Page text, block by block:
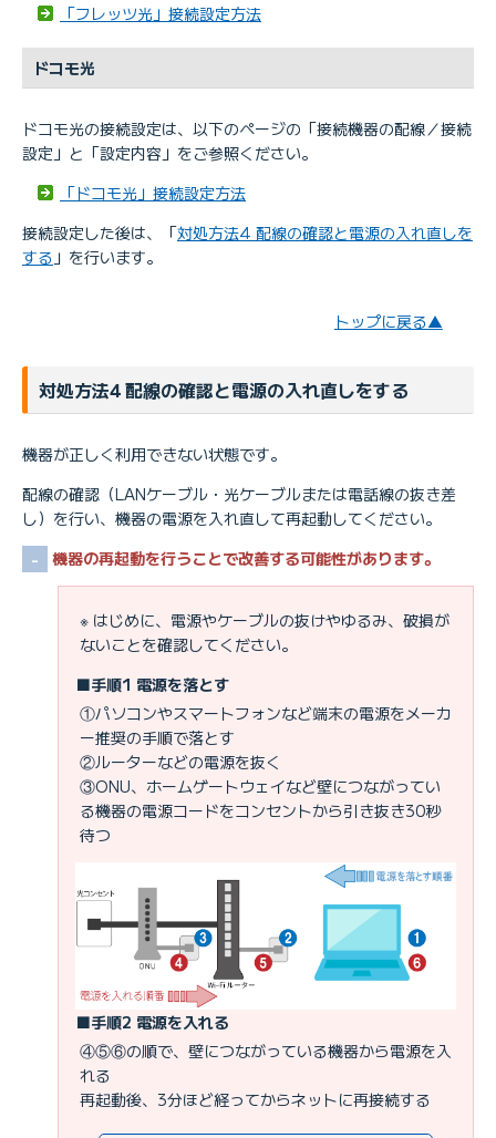
「フレッツ光」接続設定方法
ドコモ光
ドコモ光の接続設定は、以下のページの「接続機器の配線／接続
設定」と「設定内容」をご参照ください。
「ドコモ光」接続設定方法
接続設定した後は、「対処方法4 配線の確認と電源の入れ直しを
する 」を行います。
トップに戻る▲
対処方法4 配線の確認と電源の入れ直しをする
機器が正しく利用できない状態です。
配線の確認（LANケーブル・光ケーブルまたは電話線の抜き差
し）を行い、機器の電源を入れ直して再起動してください。
機器の再起動を行うことで改善する可能性があります。
※ はじめに、電源やケーブルの抜けやゆるみ、破損が
ないことを確認してください。
■手順1 電源を落とす
①パソコンやスマートフォンなど端末の電源をメーカ
ー推奨の手順で落とす
②ルーターなどの電源を抜く
③ONU、ホームゲートウェイなど壁につながってい
る機器の電源コードをコンセントから引き抜き30秒
待つ
■手順2 電源を入れる
④⑤⑥の順で、壁につながっている機器から電源を入
れる
再起動後、3分ほど経ってからネットに再接続する